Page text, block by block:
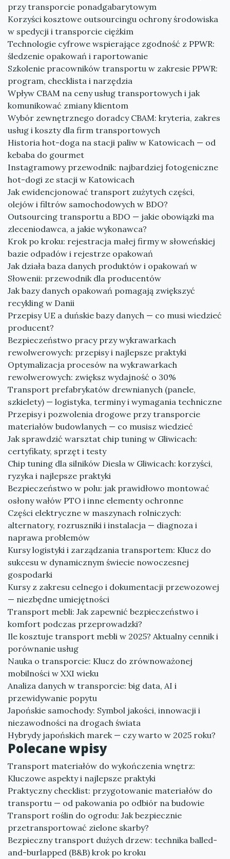
przy transporcie ponadgabarytowym
Korzyści kosztowe outsourcingu ochrony środowiska
w spedycji i transporcie ciężkim
Technologie cyfrowe wspierające zgodność z PPWR:
śledzenie opakowań i raportowanie
Szkolenie pracowników transportu w zakresie PPWR:
program, checklista i narzędzia
Wpływ CBAM na ceny usług transportowych i jak
komunikować zmiany klientom
Wybór zewnętrznego doradcy CBAM: kryteria, zakres
usług i koszty dla firm transportowych
Historia hot-doga na stacji paliw w Katowicach — od
kebaba do gourmet
Instagramowy przewodnik: najbardziej fotogeniczne
hot-dogi ze stacji w Katowicach
Jak ewidencjonować transport zużytych części,
olejów i filtrów samochodowych w BDO?
Outsourcing transportu a BDO — jakie obowiązki ma
zleceniodawca, a jakie wykonawca?
Krok po kroku: rejestracja małej firmy w słoweńskiej
bazie odpadów i rejestrze opakowań
Jak działa baza danych produktów i opakowań w
Słowenii: przewodnik dla producentów
Jak bazy danych opakowań pomagają zwiększyć
recykling w Danii
Przepisy UE a duńskie bazy danych — co musi wiedzieć
producent?
Bezpieczeństwo pracy przy wykrawarkach
rewolwerowych: przepisy i najlepsze praktyki
Optymalizacja procesów na wykrawarkach
rewolwerowych: zwiększ wydajność o 30%
Transport prefabrykatów drewnianych (panele,
szkielety) — logistyka, terminy i wymagania techniczne
Przepisy i pozwolenia drogowe przy transporcie
materiałów budowlanych — co musisz wiedzieć
Jak sprawdzić warsztat chip tuning w Gliwicach:
certyfikaty, sprzęt i testy
Chip tuning dla silników Diesla w Gliwicach: korzyści,
ryzyka i najlepsze praktyki
Bezpieczeństwo w polu: jak prawidłowo montować
osłony wałów PTO i inne elementy ochronne
Części elektryczne w maszynach rolniczych:
alternatory, rozruszniki i instalacja — diagnoza i
naprawa problemów
Kursy logistyki i zarządzania transportem: Klucz do
sukcesu w dynamicznym świecie nowoczesnej
gospodarki
Kursy z zakresu celnego i dokumentacji przewozowej
— niezbędne umiejętności
Transport mebli: Jak zapewnić bezpieczeństwo i
komfort podczas przeprowadzki?
Ile kosztuje transport mebli w 2025? Aktualny cennik i
porównanie usług
Nauka o transporcie: Klucz do zrównoważonej
mobilności w XXI wieku
Analiza danych w transporcie: big data, AI i
przewidywanie popytu
Japońskie samochody: Symbol jakości, innowacji i
niezawodności na drogach świata
Hybrydy japońskich marek — czy warto w 2025 roku?
Polecane wpisy
Transport materiałów do wykończenia wnętrz:
Kluczowe aspekty i najlepsze praktyki
Praktyczny checklist: przygotowanie materiałów do
transportu — od pakowania po odbiór na budowie
Transport roślin do ogrodu: Jak bezpiecznie
przetransportować zielone skarby?
Bezpieczny transport dużych drzew: technika balled-
and-burlapped (B&B) krok po kroku